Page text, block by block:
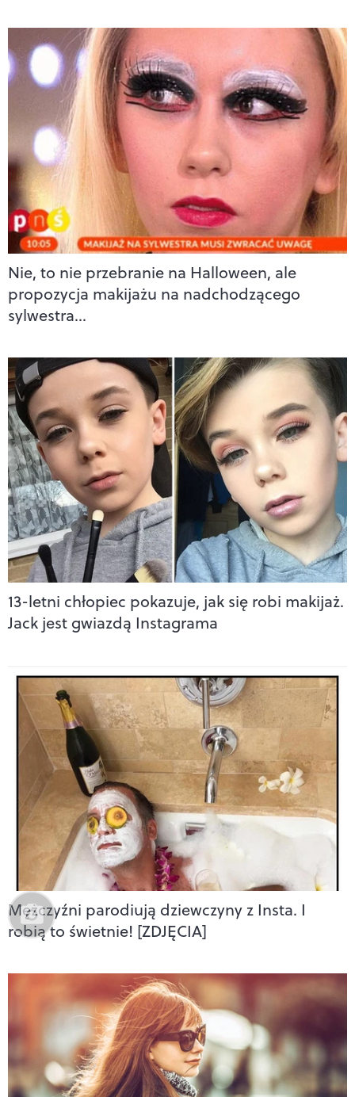
Nie, to nie przebranie na Halloween, ale
propozycja makijażu na nadchodzącego
sylwestra…
13-letni chłopiec pokazuje, jak się robi makijaż.
Jack jest gwiazdą Instagrama
Mężczyźni parodiują dziewczyny z Insta. I
robią to świetnie! [ZDJĘCIA]